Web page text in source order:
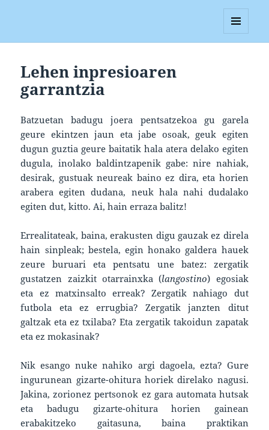
Lehen inpresioaren
garrantzia
Batzuetan badugu joera pentsatzekoa gu garela
geure ekintzen jaun eta jabe osoak, geuk egiten
dugun guztia geure baitatik hala atera delako egiten
dugula, inolako baldintzapenik gabe: nire nahiak,
desirak, gustuak neureak baino ez dira, eta horien
arabera egiten dudana, neuk hala nahi dudalako
egiten dut, kitto. Ai, hain erraza balitz!
Errealitateak, baina, erakusten digu gauzak ez direla
hain sinpleak; bestela, egin honako galdera hauek
zeure buruari eta pentsatu une batez: zergatik
gustatzen zaizkit otarrainxka (langostino) egosiak
eta ez matxinsalto erreak? Zergatik nahiago dut
futbola eta ez errugbia? Zergatik janzten ditut
galtzak eta ez txilaba? Eta zergatik takoidun zapatak
eta ez mokasinak?
Nik esango nuke nahiko argi dagoela, ezta? Gure
ingurunean gizarte-ohitura horiek direlako nagusi.
Jakina, zorionez pertsonok ez gara automata hutsak
eta badugu gizarte-ohitura horien gainean
erabakitzeko gaitasuna, baina praktikan